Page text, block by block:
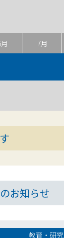
7月
お知らせ
教育・研究